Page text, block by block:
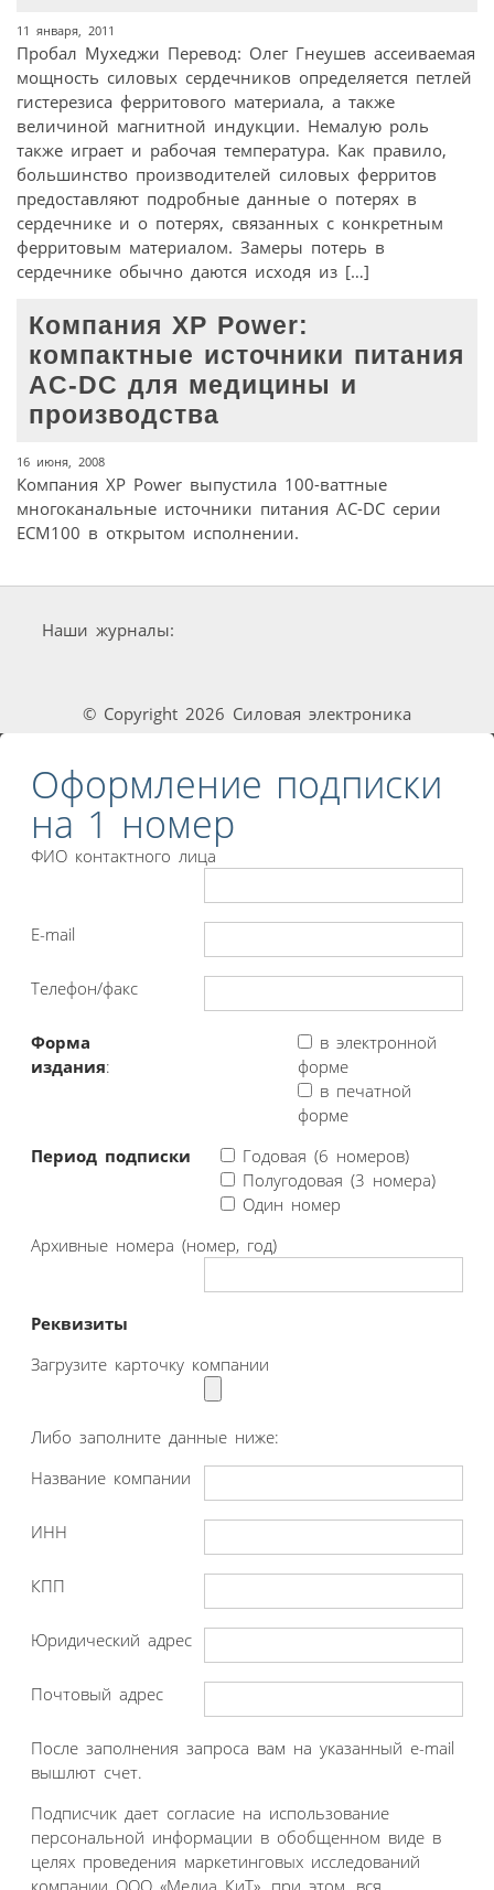
11 января, 2011
Пробал Мухеджи Перевод: Олег Гнеушев ассеиваемая
мощность силовых сердечников определяется петлей
гистерезиса ферритового материала, а также
величиной магнитной индукции. Немалую роль
также играет и рабочая температура. Как правило,
большинство производителей силовых ферритов
предоставляют подробные данные о потерях в
сердечнике и о потерях, связанных с конкретным
ферритовым материалом. Замеры потерь в
сердечнике обычно даются исходя из […]
Компания XP Power:
компактные источники питания
AC-DC для медицины и
производства
16 июня, 2008
Компания XP Power выпустила 100-ваттные
многоканальные источники питания AC-DC серии
ECM100 в открытом исполнении.
Наши журналы:
© Copyright 2026 Силовая электроника
Оформление подписки
на 1 номер
ФИО контактного лица
E-mail
Телефон/факс
Форма
издания:
в электронной
форме
в печатной
форме
Период подписки
Годовая (6 номеров)
Полугодовая (3 номера)
Один номер
Архивные номера (номер, год)
Реквизиты
Загрузите карточку компании
Либо заполните данные ниже:
Название компании
ИНН
КПП
Юридический адрес
Почтовый адрес
После заполнения запроса вам на указанный e-mail
вышлют счет.
Подписчик дает согласие на использование
персональной информации в обобщенном виде в
целях проведения маркетинговых исследований